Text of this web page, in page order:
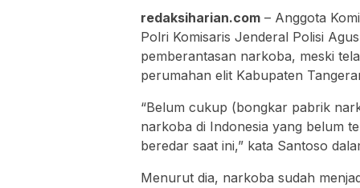
redaksiharian.com – Anggota
Polri Komisaris Jenderal Polisi
pemberantasan narkoba, meski
perumahan elit Kabupaten
“Belum cukup (bongkar pabrik
narkoba di Indonesia yang belum
beredar saat ini,” kata Santoso
Menurut dia, narkoba sudah